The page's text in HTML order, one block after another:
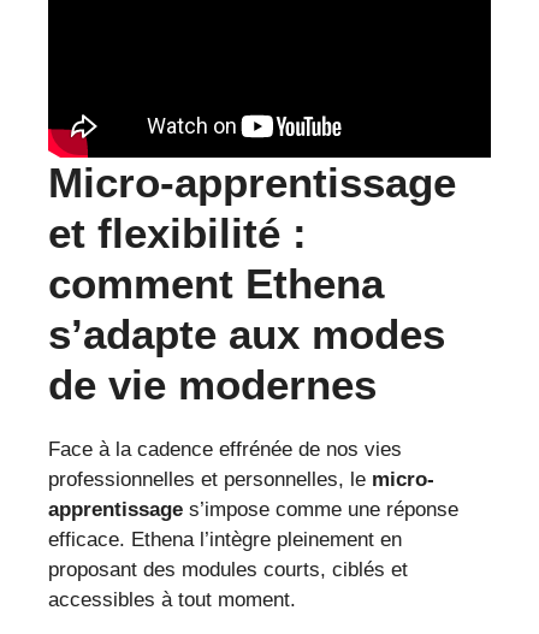
Micro-apprentissage
et flexibilité :
comment Ethena
s’adapte aux modes
de vie modernes
Face à la cadence effrénée de nos vies
professionnelles et personnelles, le micro-
apprentissage s’impose comme une réponse
efficace. Ethena l’intègre pleinement en
proposant des modules courts, ciblés et
accessibles à tout moment.